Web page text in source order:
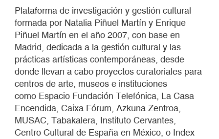
Plataforma de investigación y gestión cultural
formada por Natalia Piñuel Martín y Enrique
Piñuel Martín en el año 2007, con base en
Madrid, dedicada a la gestión cultural y las
prácticas artísticas contemporáneas, desde
donde llevan a cabo proyectos curatoriales para
centros de arte, museos e instituciones
como Espacio Fundación Telefónica, La Casa
Encendida, Caixa Fórum, Azkuna Zentroa,
MUSAC, Tabakalera, Instituto Cervantes,
Centro Cultural de España en México, o Index